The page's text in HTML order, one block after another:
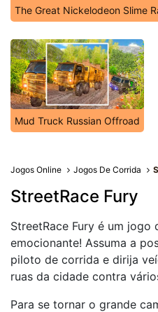
The Great Nickelodeon Slime
Mud Truck Russian Offroad
Jogos Online Jogos De Corrida
StreetRace Fury
StreetRace Fury é um jogo
emocionante! Assuma a
piloto de corrida e dirija
ruas da cidade contra
Para se tornar o grande